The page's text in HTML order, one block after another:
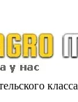
класса